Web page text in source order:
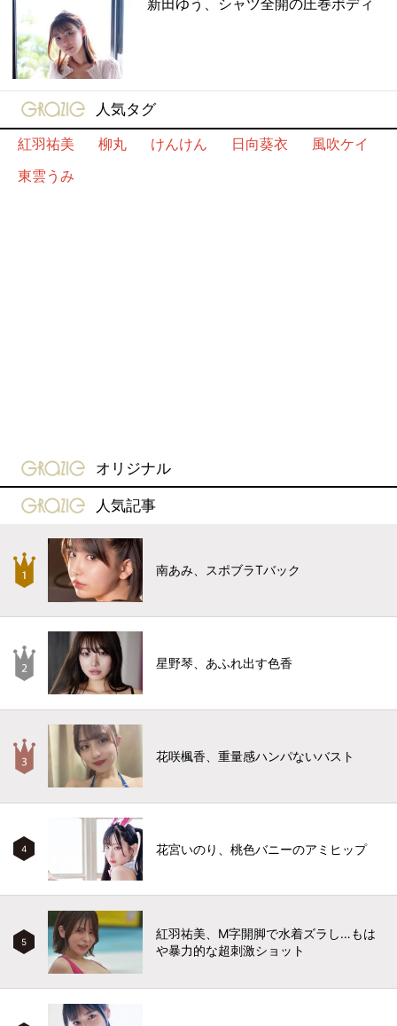
新田ゆう、シャツ全開の圧巻ボディ
gravure-grazie
人気タグ
紅羽祐美
柳丸 けんけん 日向葵衣
風吹ケイ
東雲うみ
gravure-grazie
オリジナル
gravure-grazie
人気記事
南あみ、スポブラTバック
星野琴、あふれ出す色香
花咲楓香、重量感ハンパないバスト
4 花宮いのり、桃色バニーのアミヒップ
5
紅羽祐美、M字開脚で水着ズラし…もは
や暴力的な超刺激ショット